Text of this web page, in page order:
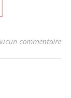
commentaire